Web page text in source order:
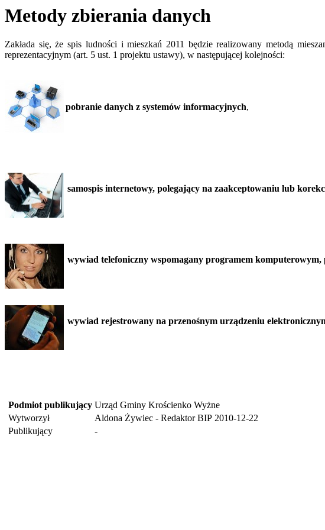
Metody zbierania danych
Zakłada się, że spis ludności i mieszkań 2011 będzie realizowany metodą
reprezentacyjnym (art. 5 ust. 1 projektu ustawy), w następującej kolejności:
pobranie danych z systemów informacyjnych,
samospis internetowy, polegający na zaakceptowaniu lub
wywiad telefoniczny wspomagany programem
wywiad rejestrowany na przenośnym urządzeniu
Podmiot publikujący Urząd Gminy Krościenko Wyżne
Wytworzył
Aldona Żywiec - Redaktor BIP 2010-12-22
Publikujący
-